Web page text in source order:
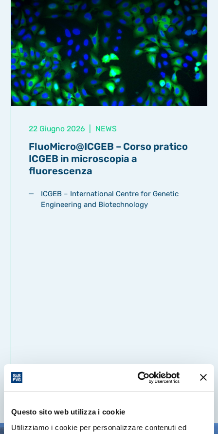
Questo sito web utilizza i cookie
Utilizziamo i cookie per personalizzare contenuti ed
22 Giugno 2026 NEWS
FluoMicro@ICGEB – Corso pratico
ICGEB in microscopia a
fluorescenza
ICGEB – International Centre for Genetic
Engineering and Biotechnology